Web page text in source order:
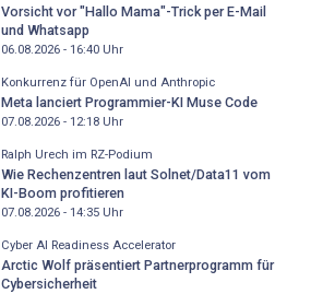
Vorsicht vor "Hallo Mama"-Trick per E-Mail
und Whatsapp
06.08.2026 - 16:40Uhr
Konkurrenz für OpenAI und Anthropic
Meta lanciert Programmier-KI Muse Code
07.08.2026 - 12:18Uhr
Ralph Urech im RZ-Podium
Wie Rechenzentren laut Solnet/Data11 vom
KI-Boom profitieren
07.08.2026 - 14:35Uhr
Cyber AI Readiness Accelerator
Arctic Wolf präsentiert Partnerprogramm für
Cybersicherheit